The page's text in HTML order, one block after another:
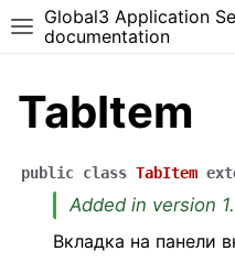
Global3 Application
documentation
TabItem
public class TabItem
Added in version
Вкладка на панели